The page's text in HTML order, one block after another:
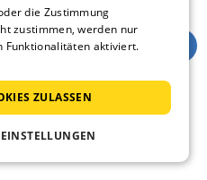
die Zustimmung
zustimmen, werden nur
Funktionalitäten aktiviert.
ZULASSEN